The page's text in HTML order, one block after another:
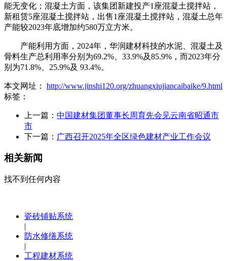
能无变化；混凝土方面，该集团新建投产1座混凝土搅拌站，
新租赁5座混凝土搅拌站，出售1座混凝土搅拌站，混凝土总年
产能较2023年底增加约580万立方米。
产能利用方面，2024年，华润建材科技的水泥、混凝土及
骨料生产总利用率分别为69.2%、33.9%及85.9%，而2023年分
别为71.8%、25.9%及 93.4%。
本文网址： http://www.jinshi120.org/zhuangxiujiancaibaike/9.html
标签：
上一篇： 中国建材集团董事长周育先会见云南省昭通市
市
下一篇： 广西召开2025年全区绿色建材产业工作会议
相关新闻
找不到任何内容
瓷砖铺贴系统
|
防水修缮系统
|
工程建材系统